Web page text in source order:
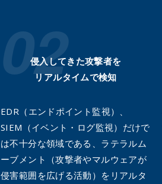
侵入してきた攻撃者を
リアルタイムで検知
EDR（エンドポイント監視）、
SIEM（イベント・ログ監視）だけで
は不十分な領域である、ラテラルム
ーブメント（攻撃者やマルウェアが
侵害範囲を広げる活動）をリアルタ